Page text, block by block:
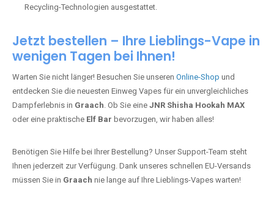
Recycling-Technologien ausgestattet.
Jetzt bestellen – Ihre Lieblings-Vape in
wenigen Tagen bei Ihnen!
Warten Sie nicht länger! Besuchen Sie unseren Online-Shop und
entdecken Sie die neuesten Einweg Vapes für ein unvergleichliches
Dampferlebnis in Graach. Ob Sie eine JNR Shisha Hookah MAX
oder eine praktische Elf Bar bevorzugen, wir haben alles!
Benötigen Sie Hilfe bei Ihrer Bestellung? Unser Support-Team steht
Ihnen jederzeit zur Verfügung. Dank unseres schnellen EU-Versands
müssen Sie in Graach nie lange auf Ihre Lieblings-Vapes warten!